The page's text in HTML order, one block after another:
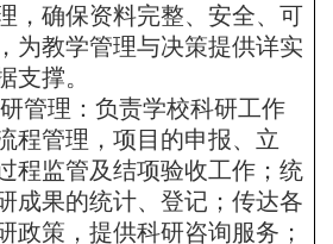
，确保资料完整、安全、可
为教学管理与决策提供详实
支撑。
管理：负责学校科研工作
程管理，项目的申报、立
程监管及结项验收工作；统
成果的统计、登记；传达各
政策，提供科研咨询服务；